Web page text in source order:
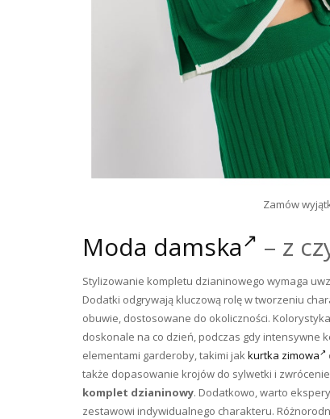
Zamów
Moda damska – z
Stylizowanie kompletu dzianinowego wymaga
Dodatki odgrywają kluczową rolę w tworzeniu
obuwie, dostosowane do okoliczności.
doskonale na co dzień, podczas gdy intensywne
elementami garderoby, takimi jakkurtka zimowa
także dopasowanie krojów do sylwetki i
komplet dzianinowy. Dodatkowo, warto
zestawowi indywidualnego charakteru.